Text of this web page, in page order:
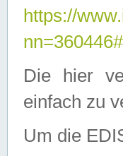
https://
Die hier
einfach zu
Um die